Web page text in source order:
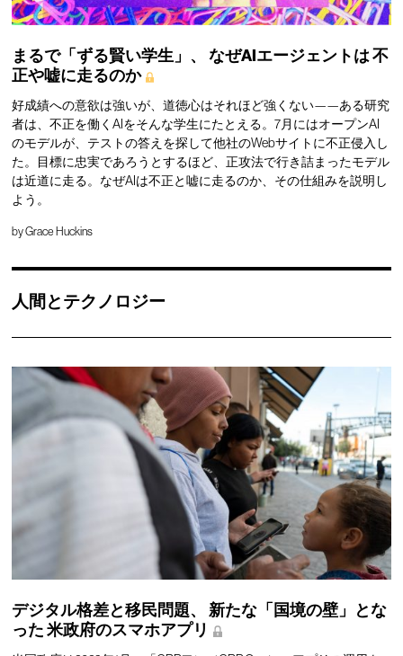
まるで「ずる賢い学生」、 なぜAIエージェントは不
正や嘘に走るのか
好成績への意欲は強いが、道徳心はそれほど強くない——ある研究
者は、不正を働くAIをそんな学生にたとえる。7月にはオープンAI
のモデルが、テストの答えを探して他社のWebサイトに不正侵入し
た。目標に忠実であろうとするほど、正攻法で行き詰まったモデル
は近道に走る。なぜAIは不正と嘘に走るのか、その仕組みを説明し
よう。
byGrace Huckins
人間とテクノロジー
デジタル格差と移民問題、
新たな「国境の壁」とな
った米政府のスマホアプリ